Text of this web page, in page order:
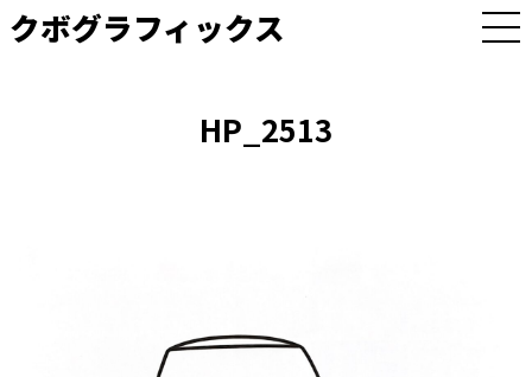
クボグラフィックス
M
E
HP_2513